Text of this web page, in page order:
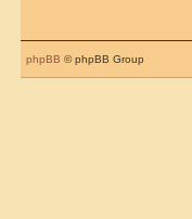
phpBB © phpBB Group